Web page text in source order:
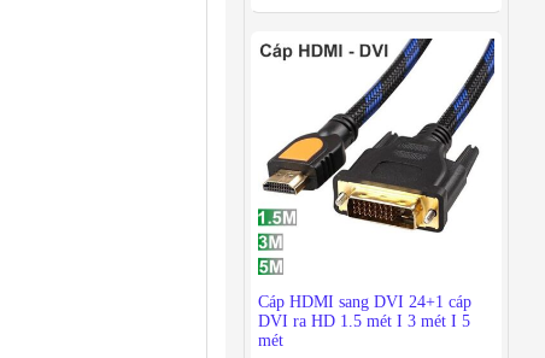
Cáp HDMI sang DVI 24+1 cáp
DVI ra HD 1.5 mét I 3 mét I 5
mét